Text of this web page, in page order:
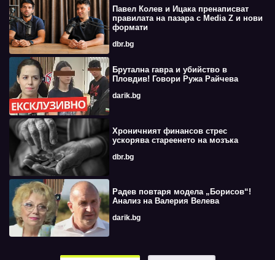
Павел Колев и Ицака пренаписват
правилата на пазара с Media Z и нови
формати
dbr.bg
Брутална гавра и убийство в
Пловдив! Говори Ружа Райчева
darik.bg
Хроничният финансов стрес
ускорява стареенето на мозъка
dbr.bg
Радев повтаря модела „Борисов“!
Анализ на Валерия Велева
darik.bg